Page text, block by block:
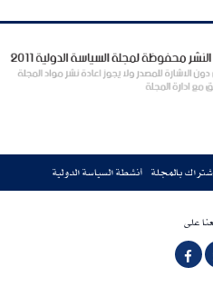
بالمجلة أنشطة السياسة الدولية
على